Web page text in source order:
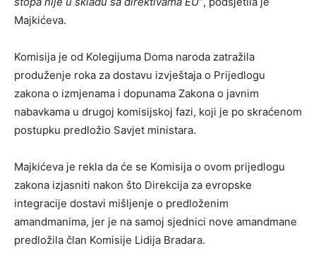
Majkićeva.
Komisija je od Kolegijuma Doma naroda zatražila
produženje roka za dostavu izvještaja o Prijedlogu
zakona o izmjenama i dopunama Zakona o javnim
nabavkama u drugoj komisijskoj fazi, koji je po skraćenom
postupku predložio Savjet ministara.
Majkićeva je rekla da će se Komisija o ovom prijedlogu
zakona izjasniti nakon što Direkcija za evropske
integracije dostavi mišljenje o predloženim
amandmanima, jer je na samoj sjednici nove amandmane
predložila član Komisije Lidija Bradara.